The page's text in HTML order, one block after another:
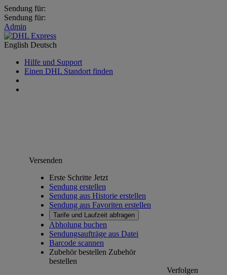
Sendung für:
Sendung für:
Admin
English Deutsch
Hilfe und Support
Einen DHL Standort finden
Versenden
Erste Schritte Jetzt
Sendung erstellen
Sendung aus Historie erstellen
Sendung aus Favoriten erstellen
Tarife und Laufzeit abfragen
Abholung buchen
Sendungsaufträge aus Datei
Barcode scannen
Zubehör bestellen Zubehör
bestellen
Verfolgen